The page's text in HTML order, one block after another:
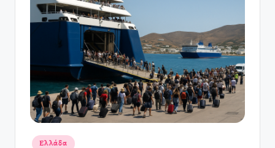
Αναρτήθηκε
Ελλάδα